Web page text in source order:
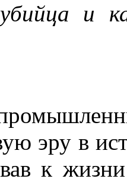
и
эру в
к